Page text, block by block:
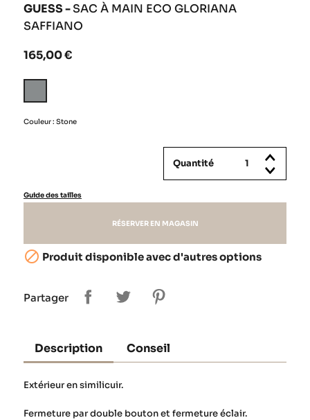
GUESS -SAC À MAIN ECO GLORIANA
SAFFIANO
165,00 €
Couleur : Stone
Quantité
Guide des tailles
RÉSERVER EN MAGASIN
 Produit disponible avec d'autres options
Partager
Description Conseil
Extérieur en similicuir.
Fermeture par double bouton et fermeture éclair.